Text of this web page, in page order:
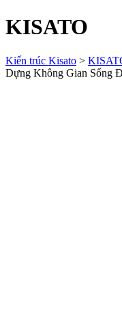
KISATO
Kiến trúc Kisato >
Dựng Không Gian Sống